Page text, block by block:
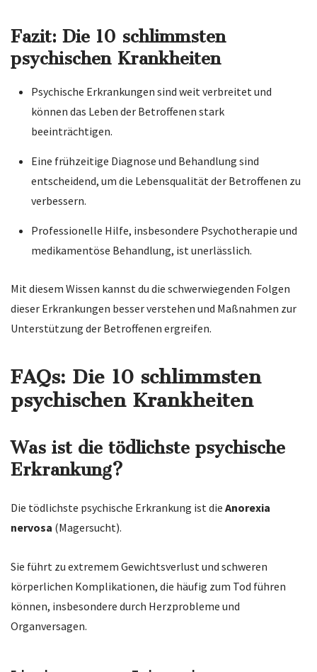
Fazit: Die 10 schlimmsten
psychischen Krankheiten
Psychische Erkrankungen sind weit verbreitet und
können das Leben der Betroffenen stark
beeinträchtigen.
Eine frühzeitige Diagnose und Behandlung sind
entscheidend, um die Lebensqualität der Betroffenen zu
verbessern.
Professionelle Hilfe, insbesondere Psychotherapie und
medikamentöse Behandlung, ist unerlässlich.
Mit diesem Wissen kannst du die schwerwiegenden Folgen
dieser Erkrankungen besser verstehen und Maßnahmen zur
Unterstützung der Betroffenen ergreifen.
FAQs: Die 10 schlimmsten
psychischen Krankheiten
Was ist die tödlichste psychische
Erkrankung?
Die tödlichste psychische Erkrankung ist die Anorexia
nervosa (Magersucht).
Sie führt zu extremem Gewichtsverlust und schweren
körperlichen Komplikationen, die häufig zum Tod führen
können, insbesondere durch Herzprobleme und
Organversagen.